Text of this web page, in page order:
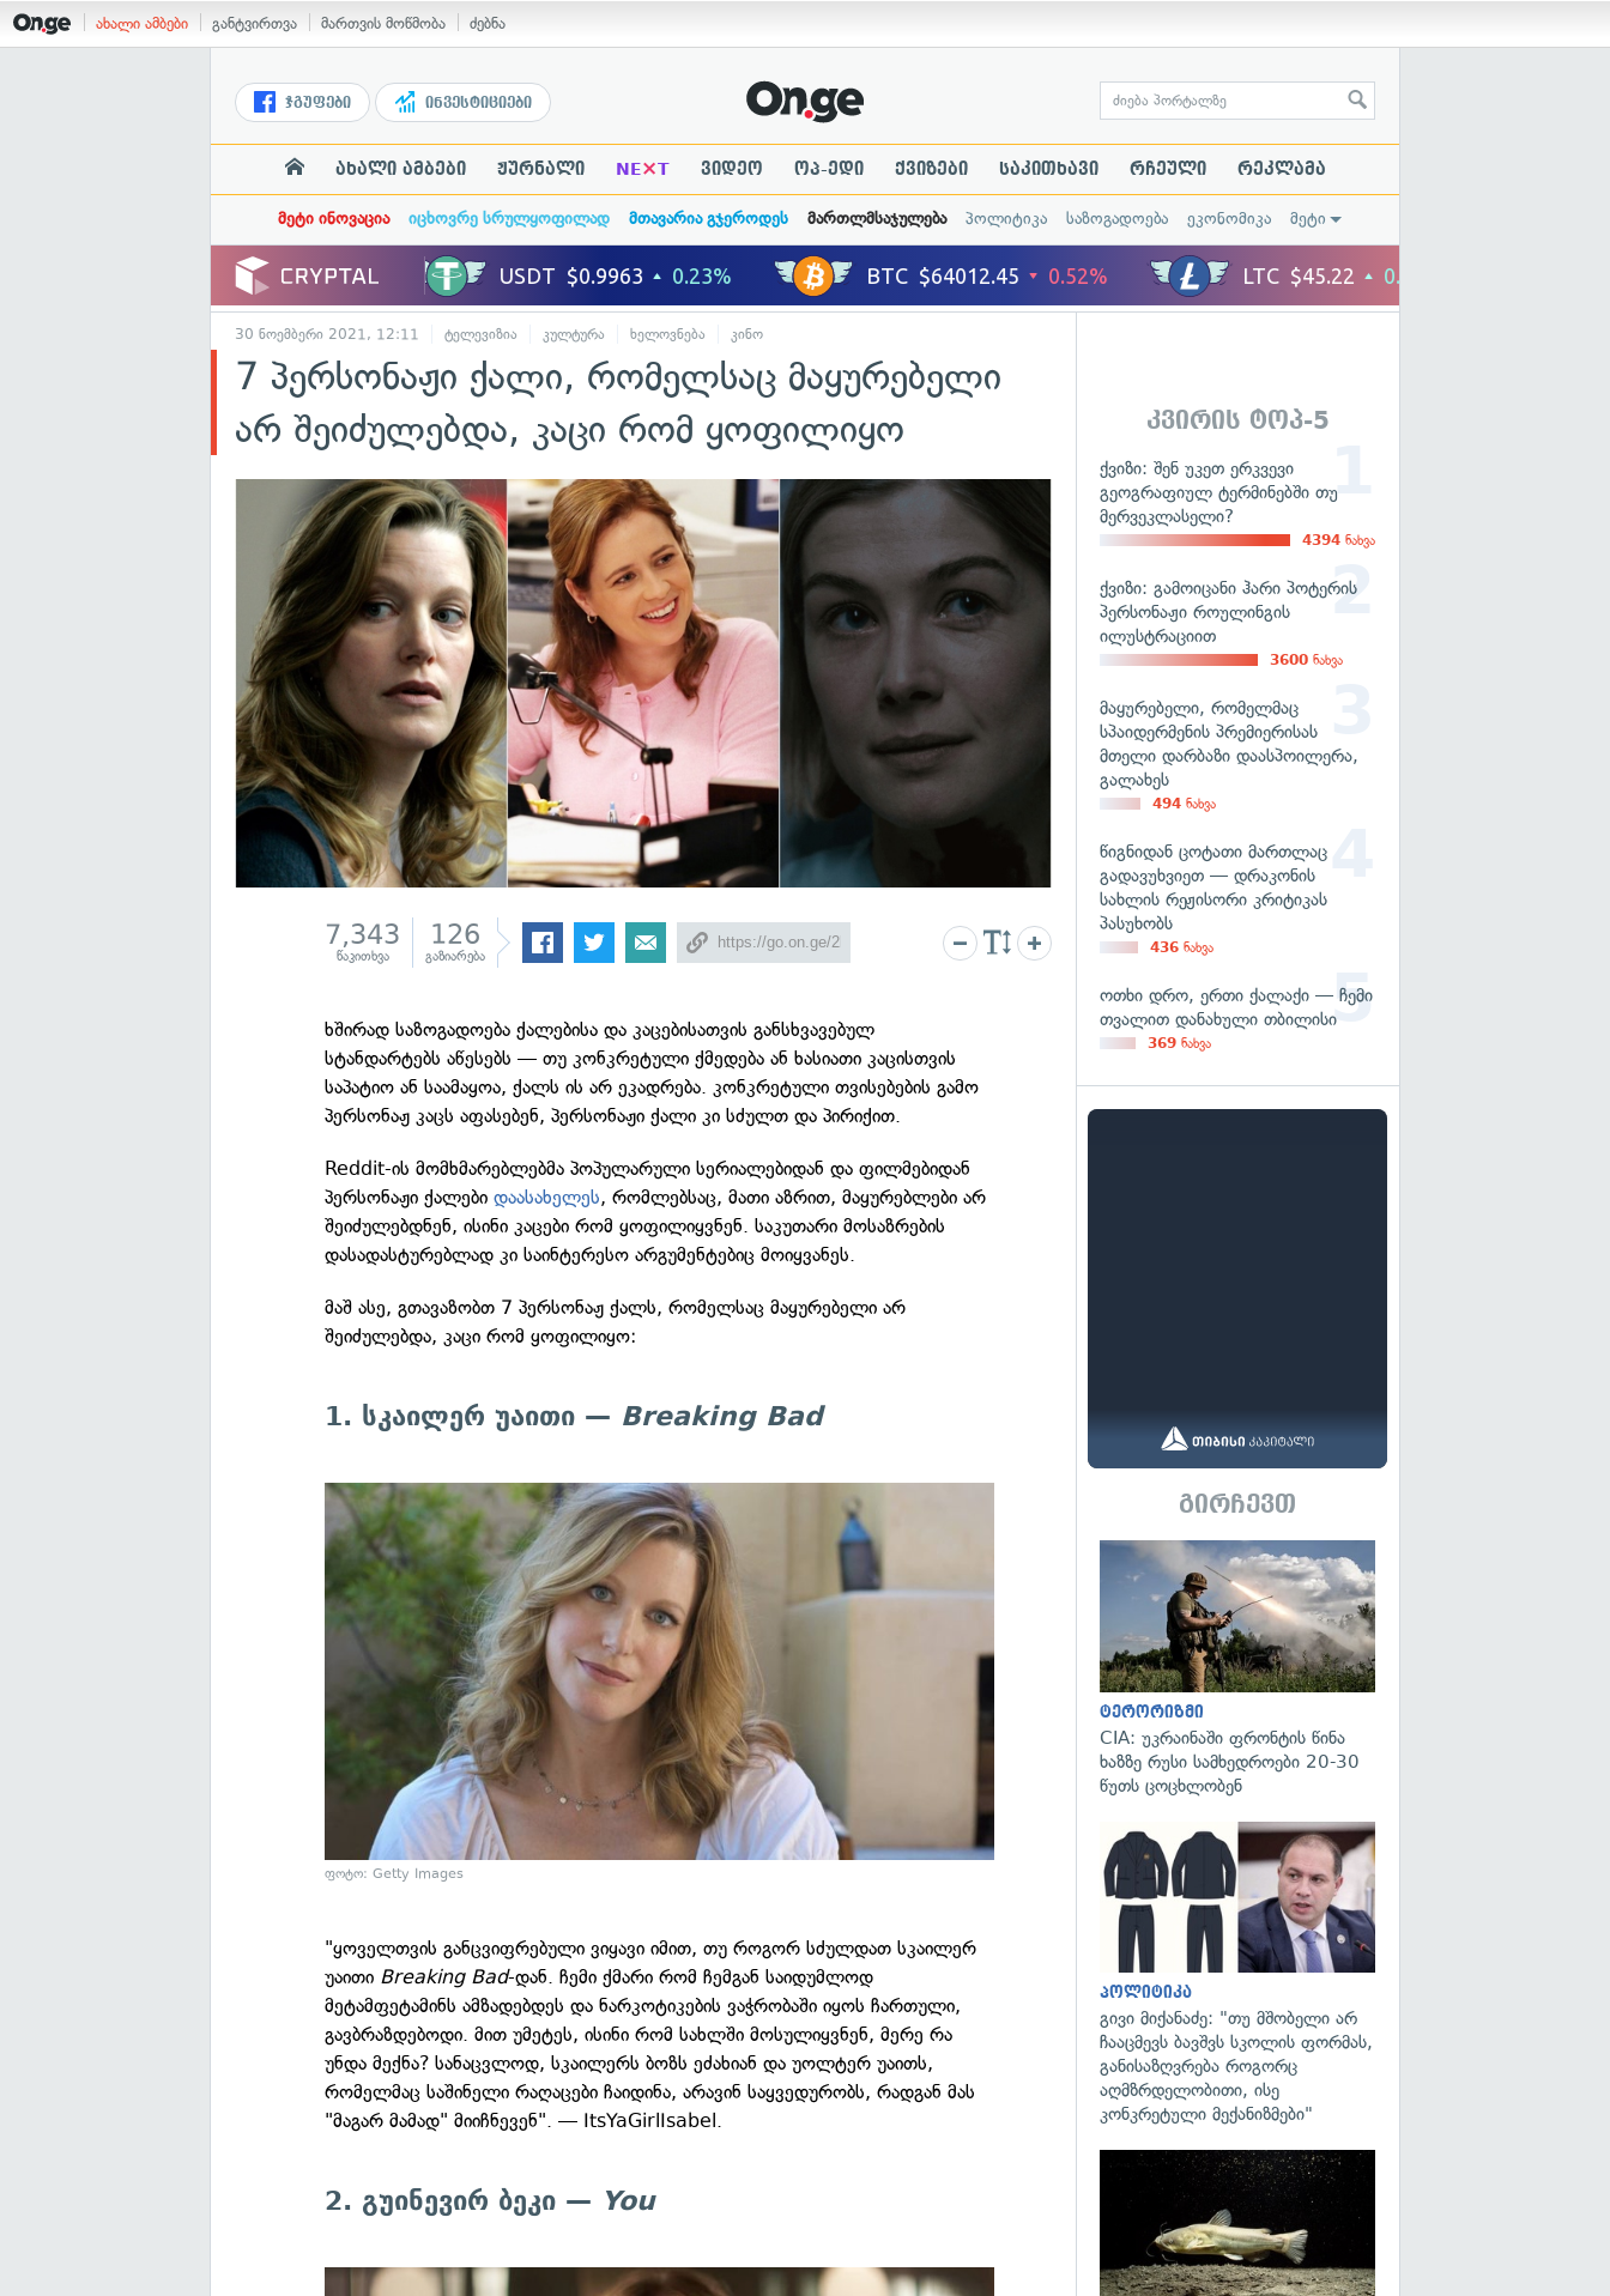
ახალი ამბები განტვირთვა მართვის მოწმობა ძებნა
ჯგუფები ინვესტიციები
ახალი ამბები ჟურნალი NE×T ვიდეო ოპ-ედი ქვიზები საკითხავი რჩეული რეკლამა
მეტი ინოვაცია იცხოვრე სრულყოფილად მთავარია გჯეროდეს მართლმსაჯულება პოლიტიკა საზოგადოება ეკონომიკა მეტი
30 ნოემბერი 2021, 12:11 ტელევიზია კულტურა ხელოვნება კინო
7 პერსონაჟი ქალი, რომელსაც მაყურებელი
არ შეიძულებდა, კაცი რომ ყოფილიყო
7,343
წაკითხვა
126
გაზიარება
ხშირად საზოგადოება ქალებისა და კაცებისათვის განსხვავებულ
სტანდარტებს აწესებს — თუ კონკრეტული ქმედება ან ხასიათი კაცისთვის
საპატიო ან საამაყოა, ქალს ის არ ეკადრება. კონკრეტული თვისებების გამო
პერსონაჟ კაცს აფასებენ, პერსონაჟი ქალი კი სძულთ და პირიქით.
Reddit-ის მომხმარებლებმა პოპულარული სერიალებიდან და ფილმებიდან
პერსონაჟი ქალებიდაასახელეს, რომლებსაც, მათი აზრით, მაყურებლები არ
შეიძულებდნენ, ისინი კაცები რომ ყოფილიყვნენ. საკუთარი მოსაზრების
დასადასტურებლად კი საინტერესო არგუმენტებიც მოიყვანეს.
მაშ ასე, გთავაზობთ 7 პერსონაჟ ქალს, რომელსაც მაყურებელი არ
შეიძულებდა, კაცი რომ ყოფილიყო:
1. სკაილერ უაითი — Breaking Bad
ფოტო: Getty Images
"ყოველთვის განცვიფრებული ვიყავი იმით, თუ როგორ სძულდათ სკაილერ
უაითი Breaking Bad-დან. ჩემი ქმარი რომ ჩემგან საიდუმლოდ
მეტამფეტამინს ამზადებდეს და ნარკოტიკების ვაჭრობაში იყოს ჩართული,
გავბრაზდებოდი. მით უმეტეს, ისინი რომ სახლში მოსულიყვნენ, მერე რა
უნდა მექნა? სანაცვლოდ, სკაილერს ბოზს ეძახიან და უოლტერ უაითს,
რომელმაც საშინელი რაღაცები ჩაიდინა, არავინ საყვედურობს, რადგან მას
"მაგარ მამად" მიიჩნევენ". — ItsYaGirlIsabel.
2. გუინევირ ბეკი — You
კვირის ტოპ-5
ქვიზი: შენ უკეთ ერკვევი
გეოგრაფიულ ტერმინებში თუ
მერვეკლასელი?
4394 ნახვა
ქვიზი: გამოიცანი ჰარი პოტერის
პერსონაჟი როულინგის
ილუსტრაციით
3600 ნახვა
მაყურებელი, რომელმაც
სპაიდერმენის პრემიერისას
მთელი დარბაზი დაასპოილერა,
გალახეს
494 ნახვა
წიგნიდან ცოტათი მართლაც
გადავუხვიეთ — დრაკონის
სახლის რეჟისორი კრიტიკას
პასუხობს
436 ნახვა
ოთხი დრო, ერთი ქალაქი — ჩემი
თვალით დანახული თბილისი
369 ნახვა
გირჩევთ
ტერორიზმი
CIA: უკრაინაში ფრონტის წინა
ხაზზე რუსი სამხედროები 20-30
წუთს ცოცხლობენ
პოლიტიკა
გივი მიქანაძე: "თუ მშობელი არ
ჩააცმევს ბავშვს სკოლის ფორმას,
განისაზღვრება როგორც
აღმზრდელობითი, ისე
კონკრეტული მექანიზმები"